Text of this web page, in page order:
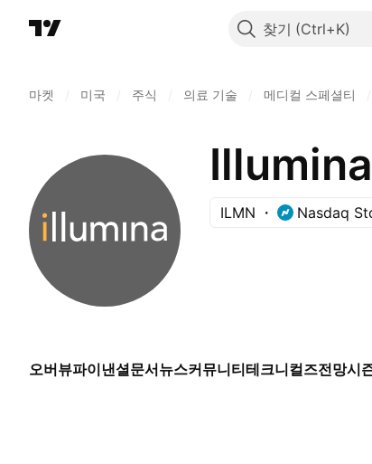
찾기
마켓 미국 주식 의료 기술 메디컬 스페셜티
ILMN Nasdaq
오버뷰파이낸셜문서뉴스커뮤니티테크니컬즈전망시